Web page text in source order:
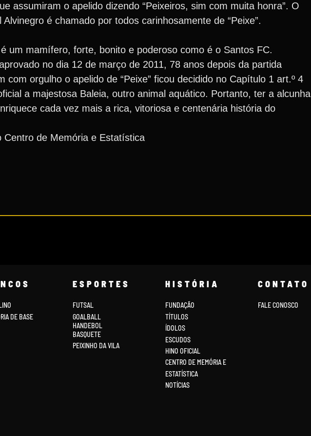
assumiram o apelido dizendo “Peixeiros, sim com muita honra”. O
é chamado por todos carinhosamente de “Peixe”.
um mamífero, forte, bonito e poderoso como é o Santos FC.
no dia 12 de março de 2011, 78 anos depois da partida
com orgulho o apelido de “Peixe” ficou decidido no Capítulo 1 art.º 4
a majestosa Baleia, outro animal aquático. Portanto, ter a alcunha
cada vez mais a rica, vitoriosa e centenária história do
Centro de Memória e Estatística
DE BASE
ESPORTES
FUTSAL
GOALBALL
HANDEBOL
BASQUETE
PEIXINHO DA VILA
HISTÓRIA
FUNDAÇÃO
TÍTULOS
ÍDOLOS
ESCUDOS
HINO OFICIAL
CENTRO DE MEMÓRIA E
ESTATÍSTICA
NOTÍCIAS
CONTATO
FALE CONOSCO